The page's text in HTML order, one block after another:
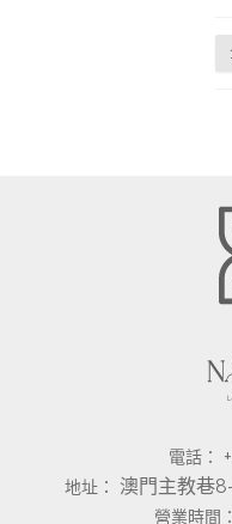
電話：
地址： 澳門主教巷
營業時間：